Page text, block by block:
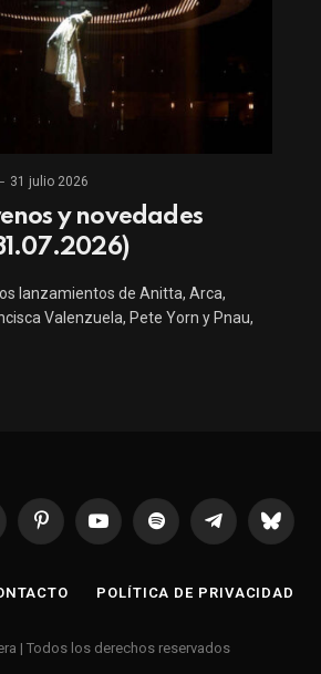
31 julio 2026
y novedades
lanzamientos de Anitta, Arca,
Valenzuela, Pete Yorn y Pnau,
PinterestYouTubeSpotify TelegramaBluesky
POLÍTICA DE PRIVACIDAD
| Todos los derechos reservados